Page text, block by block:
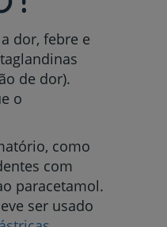
dor, febre e
de dor).
o
como
com
paracetamol.
ser usado